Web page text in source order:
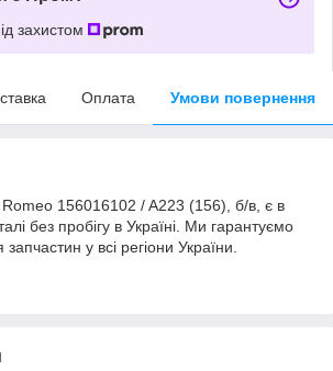
захистом
Оплата Умови повернення
156016102 / A223 (156), б/в, є в
без пробігу в Україні. Ми гарантуємо
у всі регіони України.